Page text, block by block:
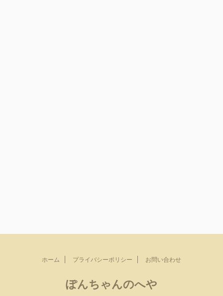
ホーム プライバシーポリシー お問い合わせ
ぽんちゃんのへや